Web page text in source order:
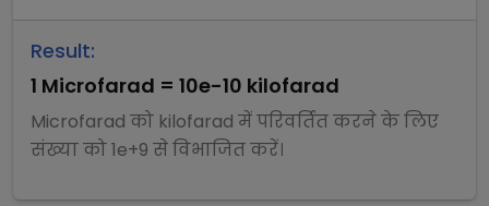
Result:
1 Microfarad = 10e-10 kilofarad
Microfarad को kilofarad में परिवर्तित करने के लिए
संख्या को1e+9 सेविभाजितकरें।